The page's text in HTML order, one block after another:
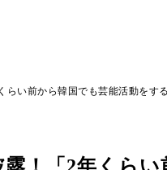
い前から韓国でも芸能活動をす
！「2年くら